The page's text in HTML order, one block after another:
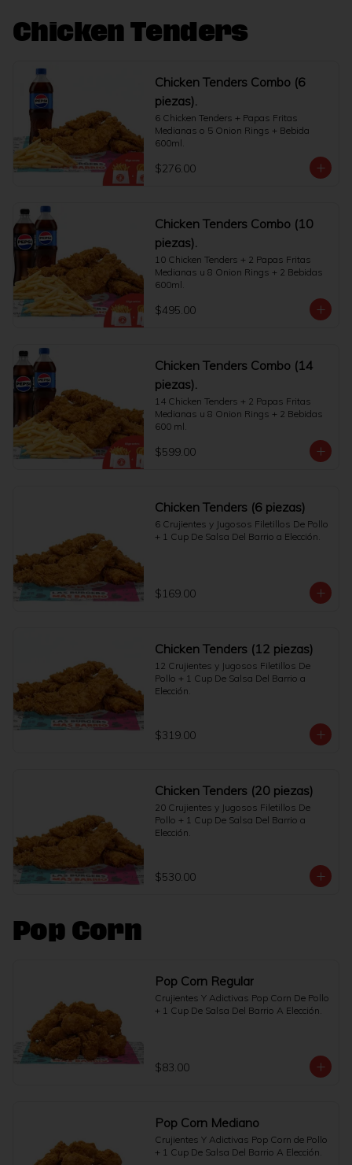
Chicken Tenders
Chicken Tenders Combo (6
piezas).
6 Chicken Tenders + Papas Fritas
Medianas o 5 Onion Rings + Bebida
600ml.
$276.00
Chicken Tenders Combo (10
piezas).
10 Chicken Tenders + 2 Papas Fritas
Medianas u 8 Onion Rings + 2 Bebidas
600ml.
$495.00
Chicken Tenders Combo (14
piezas).
14 Chicken Tenders + 2 Papas Fritas
Medianas u 8 Onion Rings + 2 Bebidas
600 ml.
$599.00
Chicken Tenders (6 piezas)
6 Crujientes y Jugosos Filetillos De Pollo
+ 1 Cup De Salsa Del Barrio a Elección.
$169.00
Chicken Tenders (12 piezas)
12 Crujientes y Jugosos Filetillos De
Pollo + 1 Cup De Salsa Del Barrio a
Elección.
$319.00
Chicken Tenders (20 piezas)
20 Crujientes y Jugosos Filetillos De
Pollo + 1 Cup De Salsa Del Barrio a
Elección.
$530.00
Pop Corn
Pop Corn Regular
Crujientes Y Adictivas Pop Corn De Pollo
+ 1 Cup De Salsa Del Barrio A Elección.
$83.00
Pop Corn Mediano
Crujientes Y Adictivas Pop Corn de Pollo
+ 1 Cup De Salsa Del Barrio A Elección.